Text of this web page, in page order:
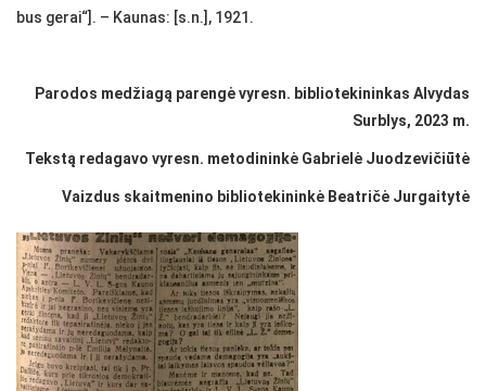
bus gerai“]. – Kaunas: [s.n.], 1921.
Parodos medžiagą parengė vyresn. bibliotekininkas Alvydas
Surblys, 2023 m.
Tekstą redagavo vyresn. metodininkė Gabrielė Juodzevičiūtė
Vaizdus skaitmenino bibliotekininkė Beatričė Jurgaitytė